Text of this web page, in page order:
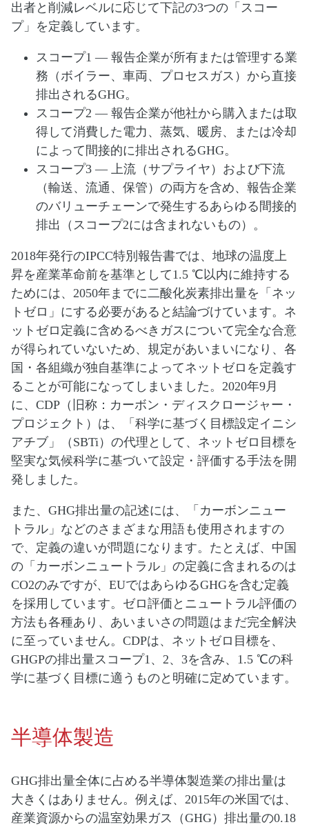
出者と削減レベルに応じて下記の3つの「スコー
プ」を定義しています。
スコープ1 — 報告企業が所有または管理する業
務（ボイラー、車両、プロセスガス）から直接
排出されるGHG。
スコープ2 — 報告企業が他社から購入または取
得して消費した電力、蒸気、暖房、または冷却
によって間接的に排出されるGHG。
スコープ3 — 上流（サプライヤ）および下流
（輸送、流通、保管）の両方を含め、報告企業
のバリューチェーンで発生するあらゆる間接的
排出（スコープ2には含まれないもの）。
2018年発行のIPCC特別報告書では、地球の温度上
昇を産業革命前を基準として1.5 ℃以内に維持する
ためには、2050年までに二酸化炭素排出量を「ネッ
トゼロ」にする必要があると結論づけています。ネ
ットゼロ定義に含めるべきガスについて完全な合意
が得られていないため、規定があいまいになり、各
国・各組織が独自基準によってネットゼロを定義す
ることが可能になってしまいました。2020年9月
に、CDP（旧称：カーボン・ディスクロージャー・
プロジェクト）は、「科学に基づく目標設定イニシ
アチブ」（SBTi）の代理として、ネットゼロ目標を
堅実な気候科学に基づいて設定・評価する手法を開
発しました。
また、GHG排出量の記述には、「カーボンニュー
トラル」などのさまざまな用語も使用されますの
で、定義の違いが問題になります。たとえば、中国
の「カーボンニュートラル」の定義に含まれるのは
CO2のみですが、EUではあらゆるGHGを含む定義
を採用しています。ゼロ評価とニュートラル評価の
方法も各種あり、あいまいさの問題はまだ完全解決
に至っていません。CDPは、ネットゼロ目標を、
GHGPの排出量スコープ1、2、3を含み、1.5 ℃の科
学に基づく目標に適うものと明確に定めています。
半導体製造
GHG排出量全体に占める半導体製造業の排出量は
大きくはありません。例えば、2015年の米国では、
産業資源からの温室効果ガス（GHG）排出量の0.18